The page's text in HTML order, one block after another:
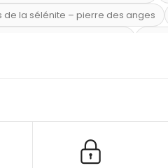
de la sélénite – pierre des anges
protection Associer l’œil de tigre